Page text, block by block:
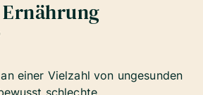
einer Vielzahl von ungesunden